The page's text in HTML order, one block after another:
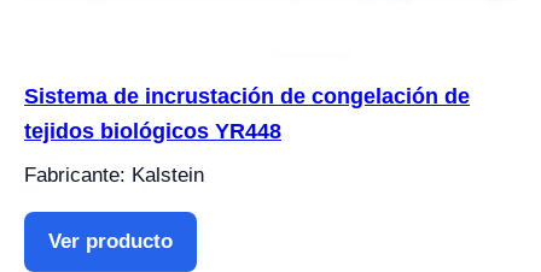
Sistema de incrustación de congelación de
tejidos biológicos YR448
Fabricante: Kalstein
Ver producto